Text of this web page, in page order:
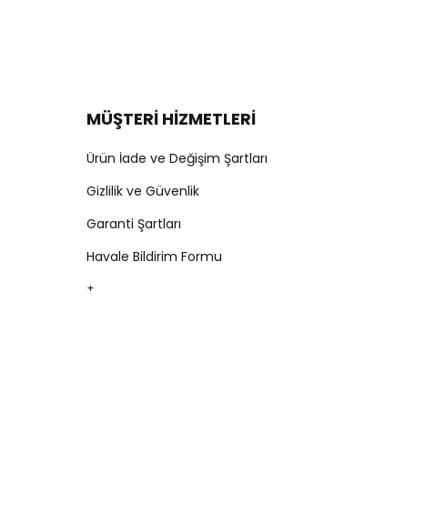
MÜŞTERİ HİZMETLERİ
Ürün İade ve Değişim Şartları
Gizlilik ve Güvenlik
Garanti Şartları
Havale Bildirim Formu
+